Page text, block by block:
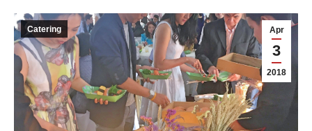
Apr
3
2018
Catering